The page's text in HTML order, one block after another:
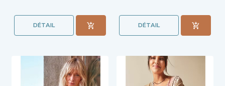
DÉTAIL DÉTAIL